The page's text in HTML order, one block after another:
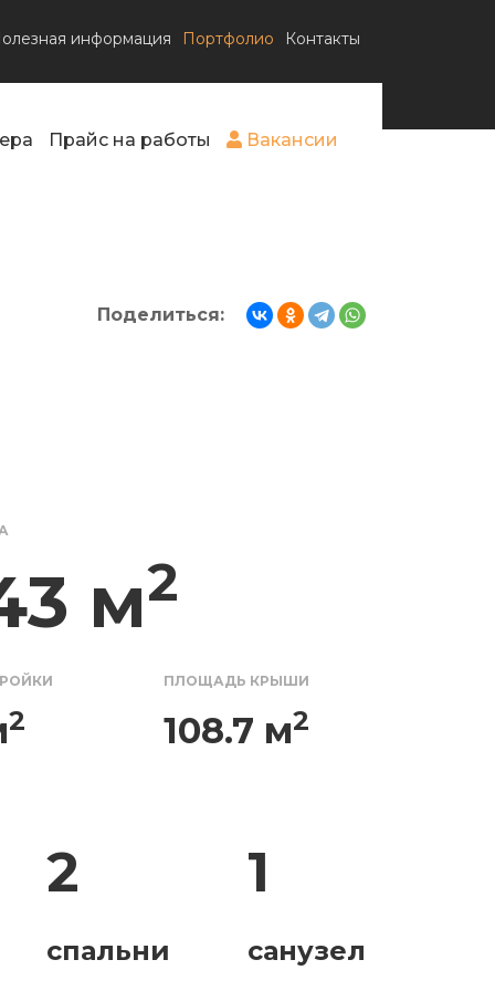
информация Портфолио Контакты
Прайс на работы Вакансии
Поделиться:
м2
2
ПЛОЩАДЬ КРЫШИ
108.7 м2
2
спальни
1
санузел